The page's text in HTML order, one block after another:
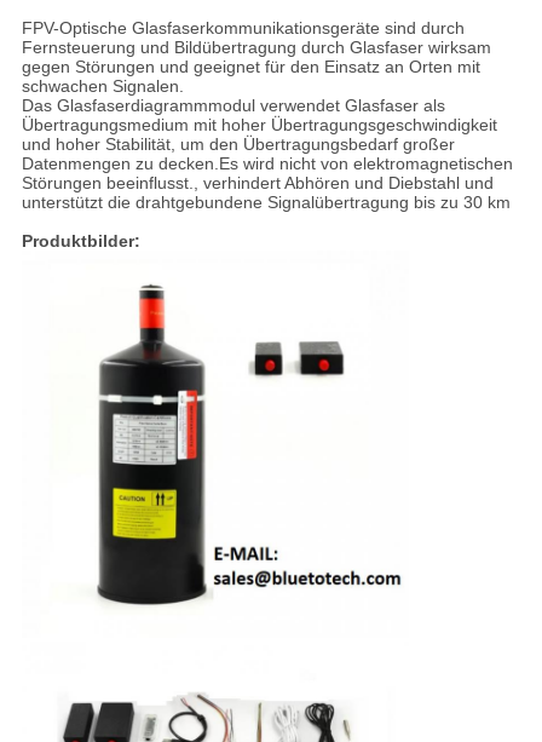
FPV-Optische Glasfaserkommunikationsgeräte sind durch
Fernsteuerung und Bildübertragung durch Glasfaser wirksam
gegen Störungen und geeignet für den Einsatz an Orten mit
schwachen Signalen.
Das Glasfaserdiagrammmodul verwendet Glasfaser als
Übertragungsmedium mit hoher Übertragungsgeschwindigkeit
und hoher Stabilität, um den Übertragungsbedarf großer
Datenmengen zu decken.Es wird nicht von elektromagnetischen
Störungen beeinflusst., verhindert Abhören und Diebstahl und
unterstützt die drahtgebundene Signalübertragung bis zu 30 km
Produktbilder: